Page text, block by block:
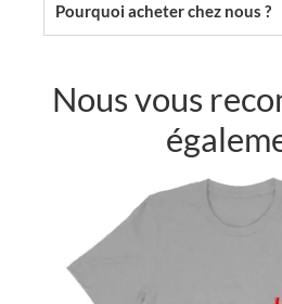
Pourquoi acheter chez nous ?
Nous vous